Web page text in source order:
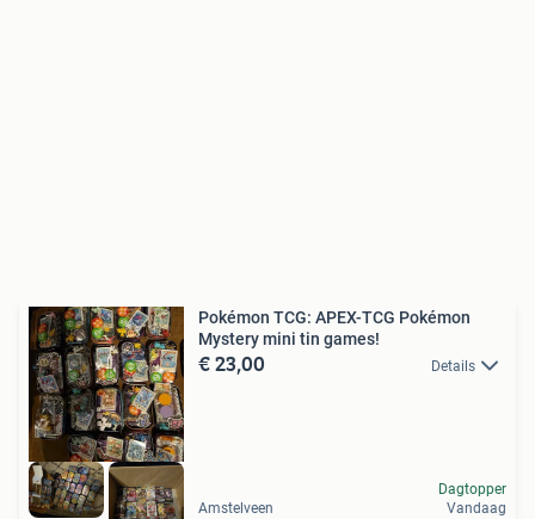
Pokémon TCG: APEX-TCG Pokémon
Mystery mini tin games!
€ 23,00 Details
Amstelveen
Dagtopper
Vandaag